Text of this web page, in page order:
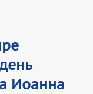
Иоанна